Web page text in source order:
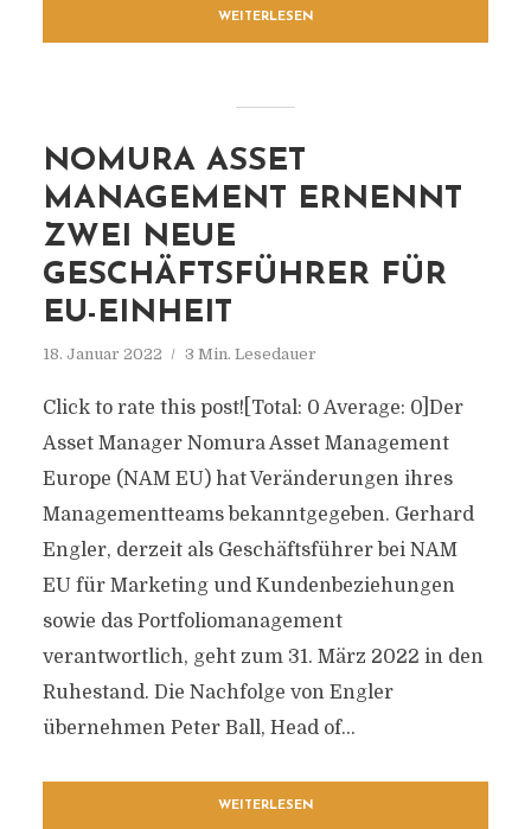
WEITERLESEN
NOMURA ASSET
MANAGEMENT ERNENNT
ZWEI NEUE
GESCHÄFTSFÜHRER FÜR
EU-EINHEIT
18. Januar 2022 3 Min. Lesedauer
Click to rate this post![Total: 0 Average: 0]Der
Asset Manager Nomura Asset Management
Europe (NAM EU) hat Veränderungen ihres
Managementteams bekanntgegeben. Gerhard
Engler, derzeit als Geschäftsführer bei NAM
EU für Marketing und Kundenbeziehungen
sowie das Portfoliomanagement
verantwortlich, geht zum 31. März 2022 in den
Ruhestand. Die Nachfolge von Engler
übernehmen Peter Ball, Head of...
WEITERLESEN